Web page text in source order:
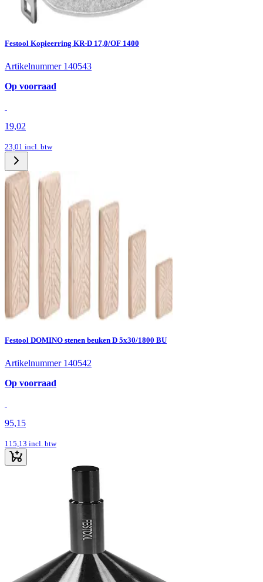
Festool Kopieerring KR-D 17,0/OF 1400
Artikelnummer 140543
Op voorraad
19,02
23,01 incl. btw
Festool DOMINO stenen beuken D 5x30/1800 BU
Artikelnummer 140542
Op voorraad
95,15
115,13 incl. btw